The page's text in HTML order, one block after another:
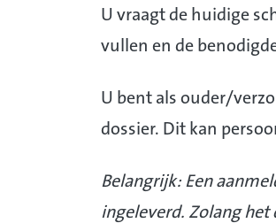
U vraagt de huidige
vullen en de
U bent als ouder/
dossier. Dit kan
Belangrijk: Een
ingeleverd. Zolang